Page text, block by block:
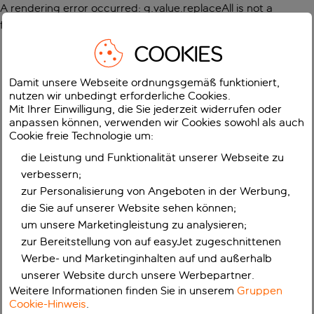
A rendering error occurred: g.value.replaceAll is not a
function
COOKIES
Damit unsere Webseite ordnungsgemäß funktioniert,
nutzen wir unbedingt erforderliche Cookies.
Mit Ihrer Einwilligung, die Sie jederzeit widerrufen oder
anpassen können, verwenden wir Cookies sowohl als auch
Cookie freie Technologie um:
die Leistung und Funktionalität unserer Webseite zu
verbessern;
zur Personalisierung von Angeboten in der Werbung,
die Sie auf unserer Website sehen können;
um unsere Marketingleistung zu analysieren;
zur Bereitstellung von auf easyJet zugeschnittenen
Werbe- und Marketinginhalten auf und außerhalb
unserer Website durch unsere Werbepartner.
Weitere Informationen finden Sie in unseremGruppen
Cookie-Hinweis.